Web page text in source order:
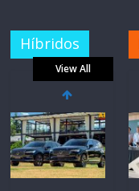
Híbridos
View All